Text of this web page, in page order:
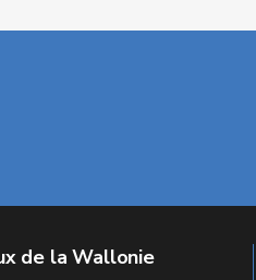
de la Wallonie